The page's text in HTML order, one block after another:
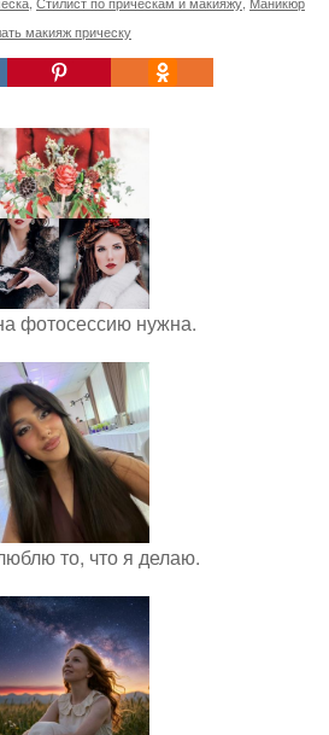
макияж прическу
фотосессию нужна.
то, что я делаю.